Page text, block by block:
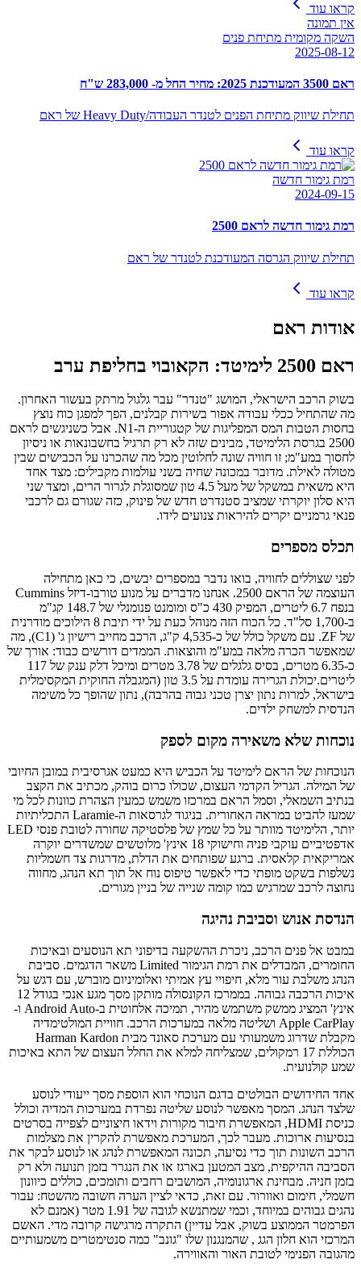
קראו עוד
אין תמונה
השקה מקומית מתיחת פנים
2025-08-12
ראם 3500 המעודכנת 2025: מחיר החל מ- 283,000 ש"ח
תחילת שיווק מתיחת הפנים לטנדר העבודה/Heavy Duty של ראם
קראו עוד
רמת גימור חדשה
2024-09-15
רמת גימור חדשה לראם 2500
תחילת שיווק הגרסה המעודכנת לטנדר של ראם
קראו עוד
אודות ראם
ראם 2500 לימיטד: הקאובוי בחליפת ערב
בשוק הרכב הישראלי, המושג "טנדר" עבר גלגול מרתק בעשור האחרון.
מה שהתחיל ככלי עבודה אפור בשירות קבלנים, הפך למפגן כוח נוצץ
בחסות הטבות המס המפליגות של קטגוריית ה-N1. אבל כשניגשים לראם
2500 בגרסת הלימיטד, מבינים שזה לא רק תרגיל בחשבונאות או ניסיון
לחסוך במע"מ; זו חוויה שונה לחלוטין מכל מה שהכרנו על הכבישים שבין
מטולה לאילת. מדובר במכונה שחיה בשני עולמות מקבילים: מצד אחד
היא משאית במשקל של מעל 4.5 טון שמסוגלת לגרור הרים, ומצד שני
היא סלון יוקרתי שמציב סטנדרט חדש של פינוק, כזה שגורם גם לרכבי
פנאי גרמניים יקרים להיראות צנועים לידו.
תכלס מספרים
לפני שצוללים לחוויה, בואו נדבר במספרים יבשים, כי כאן מתחילה
העוצמה של הראם 2500. אנחנו מדברים על מנוע טורבו-דיזל Cummins
בנפח 6.7 ליטרים, המפיק 430 כ"ס ומומנט פנומנלי של 148.7 קג"מ
ב-1,700 סל"ד. כל הכוח הזה מנוהל כעת על ידי תיבת 8 הילוכים מודרנית
של ZF. עם משקל כולל של כ-4,535 ק"ג, הרכב מחייב רישיון ג' (C1), מה
שמאפשר הכרה מלאה במע"מ והוצאות. הממדים דורשים כבוד: אורך של
כ-6.35 מטרים, בסיס גלגלים של 3.78 מטרים ומיכל דלק ענק של 117
ליטרים.יכולת הגרירה עומדת על 3.5 טון (המגבלה החוקית המקסימלית
בישראל, למרות נתון יצרן טכני גבוה בהרבה), נתון שהופך כל משימה
הנדסית למשחק ילדים.
נוכחות שלא משאירה מקום לספק
הנוכחות של הראם לימיטד על הכביש היא כמעט אגרסיבית במובן החיובי
של המילה. הגריל הקדמי העצום, שכולו כרום בוהק, מכתיב את הקצב
בנתיב השמאלי, וסמל הראם במרכזו משמש כמעין הצהרת כוונות לכל מי
שמעז להביט במראה האחורית. בניגוד לגרסאות ה-Laramie התכליתיות
יותר, הלימיטד מוותר על כל שמץ של פלסטיקה שחורה לטובת פנסי LED
אדפטיביים עוקבי פניה וחישוקי 18 אינץ' מלוטשים שמשדרים יוקרה
אמריקאית קלאסית. ברגע שפותחים את הדלת, מדרגות צד חשמליות
נשלפות בשקט מופתי כדי לאפשר טיפוס נוח אל תוך תא הנהג, מחווה
נחוצה לרכב שמרגיש כמו קומה שנייה של בניין מגורים.
הנדסת אנוש וסביבת נהיגה
במבט אל פנים הרכב, ניכרת ההשקעה בדיפוני תא הנוסעים ובאיכות
החומרים, המבדלים את רמת הגימור Limited משאר הדגמים. סביבת
הנהג משלבת עור מלא, חיפויי עץ אמיתי ואלומיניום מוברש, עם דגש על
איכות הרכבה גבוהה. בממרכז הקונסולה מותקן מסך מגע אנכי בגודל 12
אינץ' המציג ממשק משתמש מהיר, תמיכה אלחוטית ב-Android Auto ו-
Apple CarPlay ושליטה מלאה במערכות הרכב. חוויית המולטימדיה
מקבלת שדרוג משמעותי עם מערכת סאונד מבית Harman Kardon
הכוללת 17 רמקולים, שמצליחה למלא את החלל העצום של התא באיכות
שמע קולנועית.
אחד החידושים הבולטים בדגם הנוכחי הוא הוספת מסך ייעודי לנוסע
שלצד הנהג. המסך מאפשר לנוסע שליטה נפרדת במערכות המדיה וכולל
כניסת HDMI, המאפשרת חיבור מקורות וידאו חיצוניים לצפייה בסרטים
בנסיעות ארוכות. מעבר לכך, המערכת מאפשרת להקרין את מצלמות
הרכב השונות תוך כדי נסיעה, תכונה המאפשרת לנהג או לנוסע לבקר את
הסביבה ההיקפית, מצב המטען בארגז או את הנגרר בזמן תנועה ולא רק
בזמן חניה. מבחינת ארגונומיה, המושבים רחבים ותומכים, כוללים כיוונון
חשמלי, חימום ואוורור. עם זאת, כדאי לציין הערה חשובה מהשטח: עבור
נהגים גבוהים במיוחד, וכמי שמתנשא לגובה של 1.91 מטר (אמנם לא
הפרמטר הממוצע בשוק, אבל עדיין) התקרה מרגישה קרובה מדי. האשם
המרכזי הוא חלון הגג , שהמנגנון שלו "גונב" כמה סנטימטרים משמעותיים
מהגובה הפנימי לטובת האור והאווירה.